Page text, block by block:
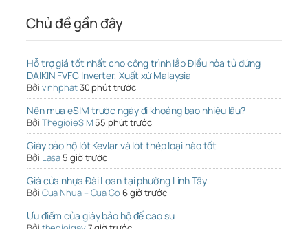
Chủ đề gần đây
Hỗ trợ giá tốt nhất cho công trình lắp Điều hòa tủ đứng
DAIKIN FVFC Inverter, Xuất xứ Malaysia
Bởi vinhphat30 phút trước
Nên mua eSIM trước ngày đi khoảng bao nhiêu lâu?
Bởi ThegioieSIM 55 phút trước
Giày bảo hộ lót Kevlar và lót thép loại nào tốt
Bởi Lasa 5 giờ trước
Giá cửa nhựa Đài Loan tại phường Linh Tây
Bởi Cua Nhua – Cua Go 6 giờ trước
Ưu điểm của giày bảo hộ đế cao su